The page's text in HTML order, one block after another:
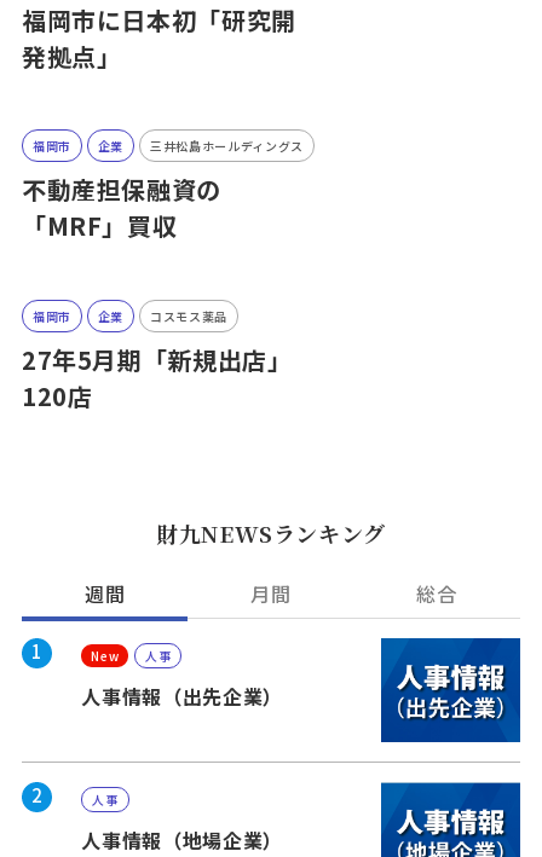
福岡市に日本初「研究開
発拠点」
福岡市 企業 三井松島ホールディングス
不動産担保融資の
「MRF」買収
福岡市 企業 コスモス薬品
27年5月期「新規出店」
120店
財九NEWSランキング
週間 月間 総合
1 New 人事
人事情報（出先企業）
2 人事
人事情報（地場企業）